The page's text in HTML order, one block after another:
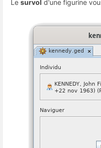
Le survol d'une figurine